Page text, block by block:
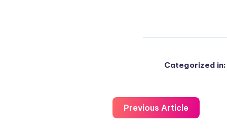
Categorized in:
Previous Article